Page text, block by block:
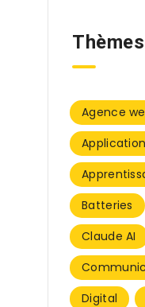
Agence
Batteries
Claude AI
Digital